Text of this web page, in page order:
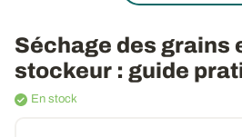
Séchage des grains
stockeur : guide
En stock